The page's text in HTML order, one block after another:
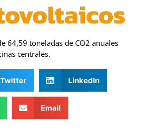
64,59 toneladas de CO2 anuales
centrales.
Twitter LinkedIn
Email